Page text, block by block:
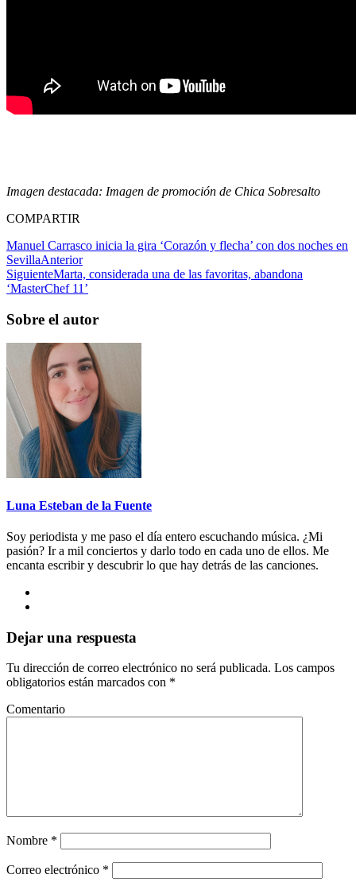
Imagen destacada: Imagen de promoción de Chica Sobresalto
COMPARTIR
Manuel Carrasco inicia la gira ‘Corazón y flecha’ con dos noches en
SevillaAnterior
SiguienteMarta, considerada una de las favoritas, abandona
‘MasterChef 11’
Sobre el autor
Luna Esteban de la Fuente
Soy periodista y me paso el día entero escuchando música. ¿Mi
pasión? Ir a mil conciertos y darlo todo en cada uno de ellos. Me
encanta escribir y descubrir lo que hay detrás de las canciones.
Dejar una respuesta
Tu dirección de correo electrónico no será publicada. Los campos
obligatorios están marcados con *
Comentario
Nombre *
Correo electrónico *